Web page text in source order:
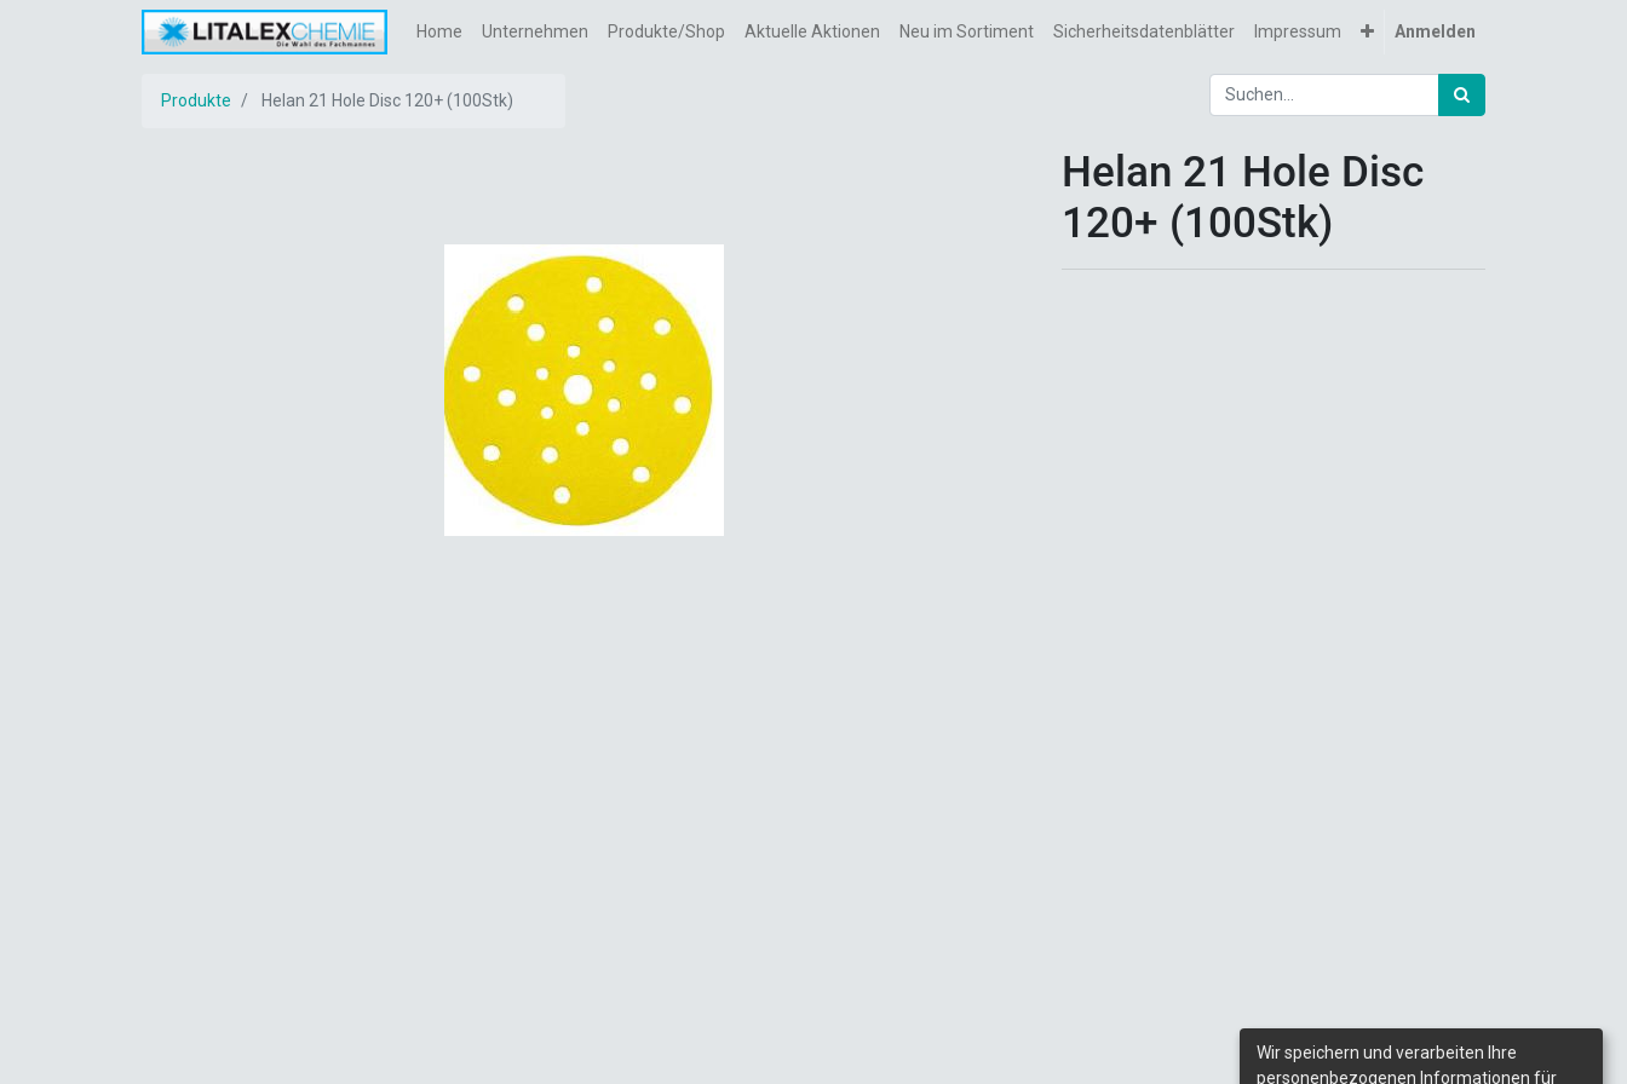
Home Unternehmen Produkte/Shop Aktuelle Aktionen Neu im Sortiment Sicherheitsdatenblätter Impressum Anmelden
Produkte Helan 21 Hole Disc 120+ (100Stk)
Helan 21 Hole Disc
120+ (100Stk)
Wir speichern und verarbeiten Ihre
personenbezogenen Informationen für